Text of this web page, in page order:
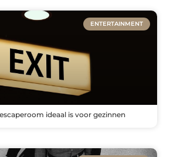
ENTERTAINMENT
ideaal is voor gezinnen